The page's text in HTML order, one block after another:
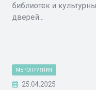
библиотек и
дверей...
МЕРОПРИЯТИЯ
25.04.2025